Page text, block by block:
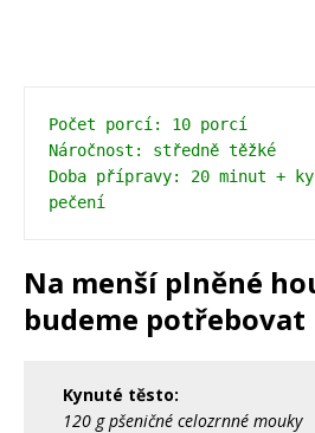
Počet porcí: 10 porcí
Náročnost: středně těžké
Doba přípravy: 20 minut +
pečení
Na menší plněné
budeme potřebovat
Kynuté těsto:
120 g pšeničné celozrnné mouky